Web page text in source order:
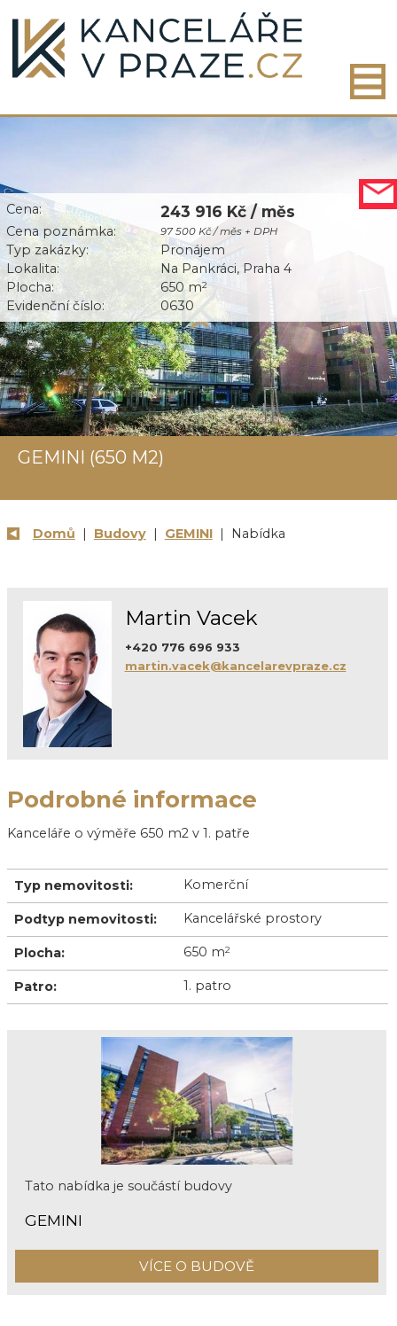
Cena: 243 916 Kč / měs
Cena poznámka: 97 500 Kč / měs + DPH
Typ zakázky:
Pronájem
Lokalita:
Na Pankráci, Praha 4
Plocha:
650 m2
Evidenční číslo: 0630
GEMINI (650 M2)
Domů | Budovy| GEMINI| Nabídka
Martin Vacek
+420 776 696 933
martin.vacek@kancelarevpraze.cz
Podrobné informace
Kanceláře o výměře 650 m2 v 1. patře
Typ nemovitosti: Komerční
Podtyp nemovitosti: Kancelářské prostory
Plocha: 650 m2
Patro: 1. patro
Tato nabídka je součástí budovy
GEMINI
VÍCE O BUDOVĚ